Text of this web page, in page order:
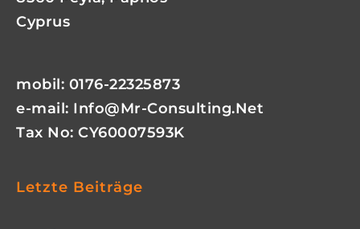
Cyprus
mobil: 0176-22325873
e-mail: Info@mr-Consulting.net
Tax No: CY60007593K
Letzte Beiträge